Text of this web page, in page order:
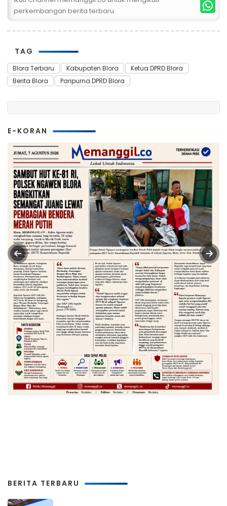
perkembangan berita terbaru
TAG
Blora Terbaru Kabupaten Blora
Ketua DPRD Blora
Berita Blora
Paripurna DPRD Blora
E-KORAN
BERITA TERBARU